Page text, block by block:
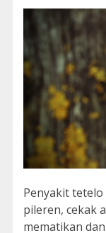
Penyakit
pileren, cekak
mematikan